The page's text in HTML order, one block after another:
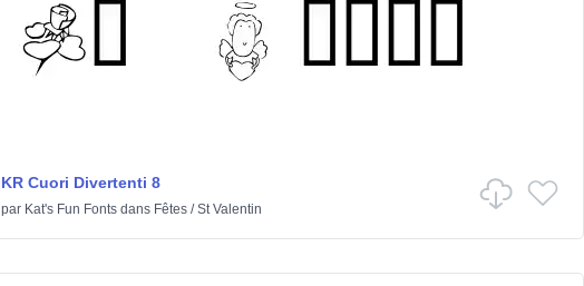
KR Cuori Divertenti 8
par Kat's Fun Fontsdans Fêtes/St Valentin